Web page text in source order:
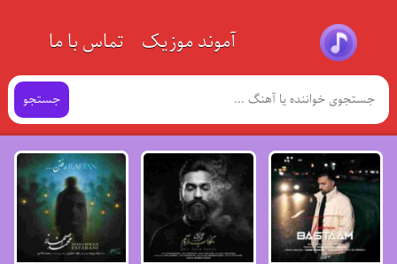
آموند موزیک تماس با ما
جستجو